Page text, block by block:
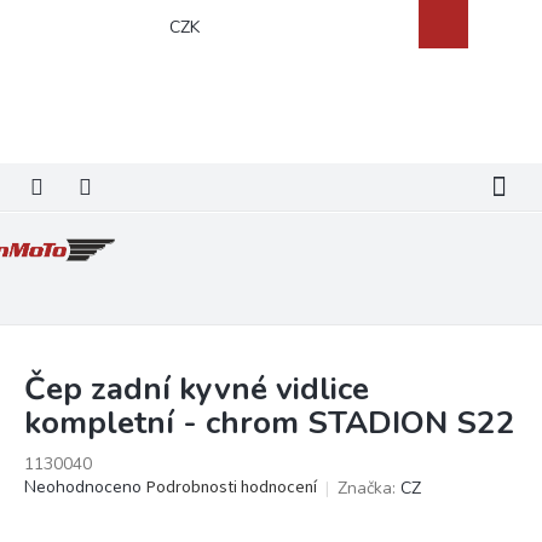
CZK
košík
Čep zadní kyvné vidlice
kompletní - chrom STADION S22
1130040
Průměrné
Neohodnoceno Podrobnosti hodnocení Značka: CZ